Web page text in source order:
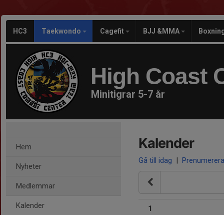
HC3 Taekwondo Cagefit BJJ &MMA
High Coast
Minitigrar 5-7 år
Hem
Nyheter
Medlemmar
Kalender
Kalender
Gå till idag | Prenumerera
1